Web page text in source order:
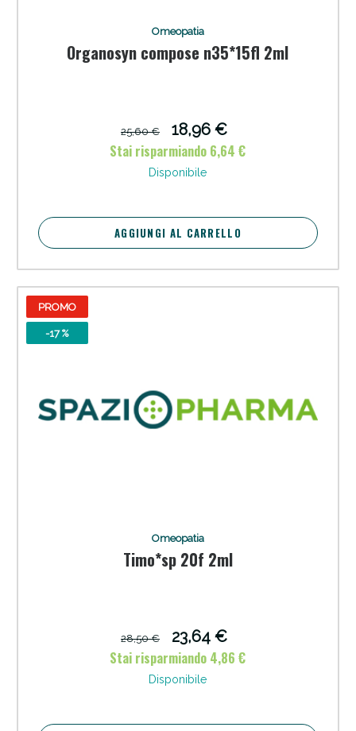
Omeopatia
Organosyn compose n35*15fl 2ml
25,60 €
18,96 €
Stai risparmiando 6,64 €
Disponibile
AGGIUNGI AL CARRELLO
PROMO
-17 %
Omeopatia
Timo*sp 20f 2ml
28,50 €
23,64 €
Stai risparmiando 4,86 €
Disponibile
Vie Urinarie e Prostata: Sconti fino al 45% oggi!
Benessere Intestinale: Sconto fino al 55% valido
Scopri le offerte di Oggi